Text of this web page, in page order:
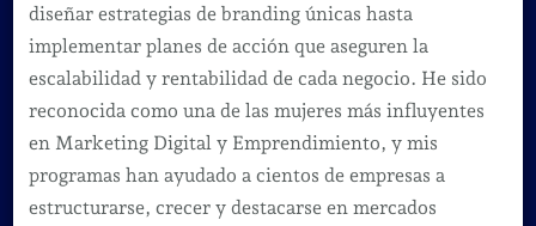
diseñar estrategias de branding únicas hasta
implementar planes de acción que aseguren la
escalabilidad y rentabilidad de cada negocio. He sido
reconocida como una de las mujeres más influyentes
en Marketing Digital y Emprendimiento, y mis
programas han ayudado a cientos de empresas a
estructurarse, crecer y destacarse en mercados